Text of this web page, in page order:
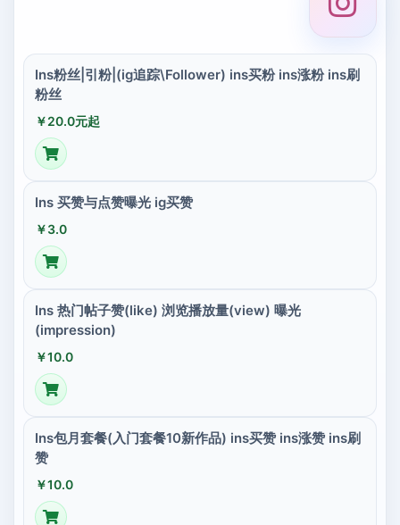
Ins粉丝|引粉|(ig追踪\Follower) ins买粉 ins涨粉 ins刷
粉丝
￥20.0元起
Ins 买赞与点赞曝光 ig买赞
￥3.0
Ins 热门帖子赞(like) 浏览播放量(view) 曝光
(impression)
￥10.0
Ins包月套餐(入门套餐10新作品) ins买赞 ins涨赞 ins刷
赞
￥10.0